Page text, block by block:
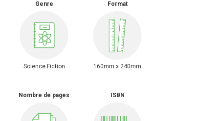
Genre
Science Fiction
Format
160mm x 240mm
Nombre de pages ISBN